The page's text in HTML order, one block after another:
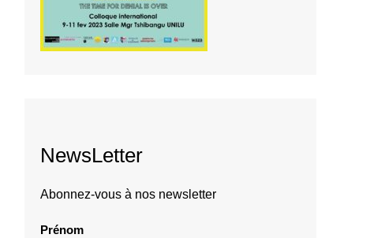
NewsLetter
Abonnez-vous à nos newsletter
Prénom